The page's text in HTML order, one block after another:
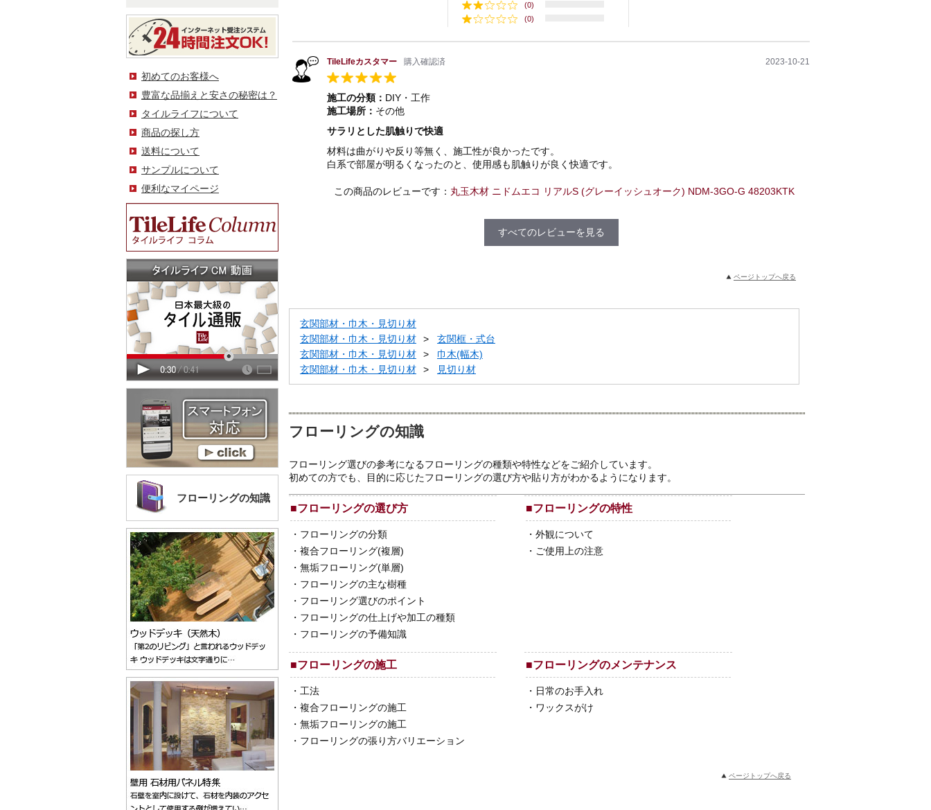
初めてのお客様へ
豊富な品揃えと安さの秘密は？
タイルライフについて
商品の探し方
送料について
サンプルについて
便利なマイページ
フローリングの知識
(0)
(0)
TileLifeカスタマー 購入確認済 2023-10-21
施工の分類： DIY・工作
施工場所： その他
サラリとした肌触りで快適
材料は曲がりや反り等無く、施工性が良かったです。
白系で部屋が明るくなったのと、使用感も肌触りが良く快適です。
この商品のレビューです： 丸玉木材 ニドムエコ リアルS (グレーイッシュオーク) NDM-3GO-G 48203KTK
すべてのレビューを見る
ページトップへ戻る
玄関部材・巾木・見切り材
玄関部材・巾木・見切り材
玄関框・式台
玄関部材・巾木・見切り材
巾木(幅木)
玄関部材・巾木・見切り材
見切り材
フローリングの知識
フローリング選びの参考になるフローリングの種類や特性などをご紹介しています。
初めての方でも、目的に応じたフローリングの選び方や貼り方がわかるようになります。
■フローリングの選び方
・ フローリングの分類
・ 複合フローリング(複層)
・ 無垢フローリング(単層)
・ フローリングの主な樹種
・ フローリング選びのポイント
・ フローリングの仕上げや加工の種類
・ フローリングの予備知識
■フローリングの特性
・ 外観について
・ ご使用上の注意
■フローリングの施工
・ 工法
・ 複合フローリングの施工
・ 無垢フローリングの施工
・ フローリングの張り方バリエーション
■フローリングのメンテナンス
・ 日常のお手入れ
・ ワックスがけ
ページトップへ戻る